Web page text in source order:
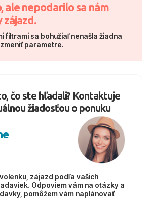
ale nepodarilo sa nám
zájazd.
filtrami sa bohužiaľ nenašla žiadna
parametre.
čo ste hľadali? Kontaktuje
žiadosťou o ponuku
zájazd podľa vašich
Odpoviem vám na otázky a
pomôžem vám naplánovať